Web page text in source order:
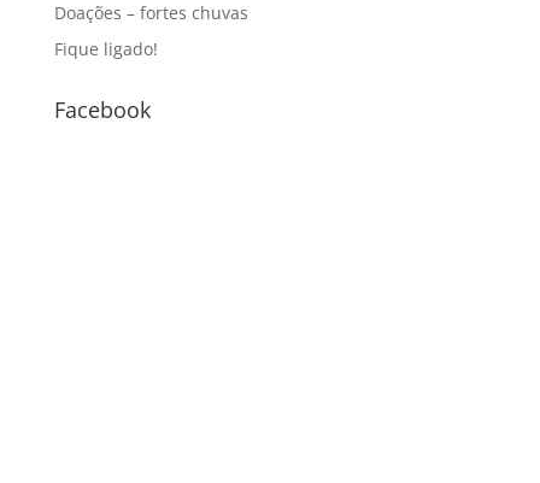
Doações – fortes chuvas
Fique ligado!
Facebook